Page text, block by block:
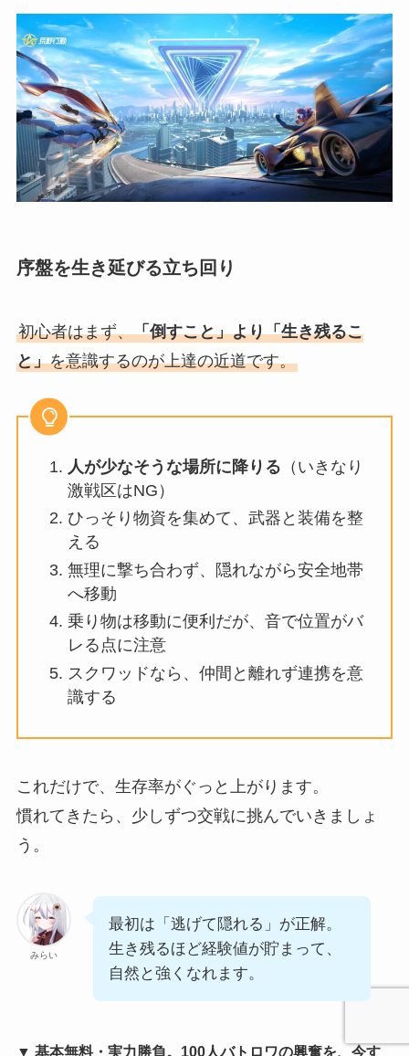
序盤を生き延びる立ち回り
初心者はまず、「倒すこと」より「生き残るこ
と」を意識するのが上達の近道です。
人が少なそうな場所に降りる （いきなり
激戦区はNG）
ひっそり物資を集めて、武器と装備を整
える
無理に撃ち合わず、隠れながら安全地帯
へ移動
乗り物は移動に便利だが、音で位置がバ
レる点に注意
スクワッドなら、仲間と離れず連携を意
識する
これだけで、生存率がぐっと上がります。
慣れてきたら、少しずつ交戦に挑んでいきましょ
う。
みらい
最初は「逃げて隠れる」が正解。
生き残るほど経験値が貯まって、
自然と強くなれます。
▼ 基本無料・実力勝負。100人バトロワの興奮を、今す